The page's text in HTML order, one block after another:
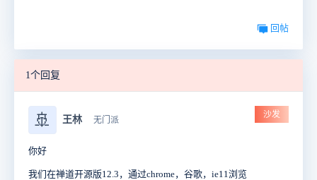
回帖
1个回复
🚢 王林 无门派
沙发
你好
我们在禅道开源版12.3，通过chrome，谷歌，ie11浏览